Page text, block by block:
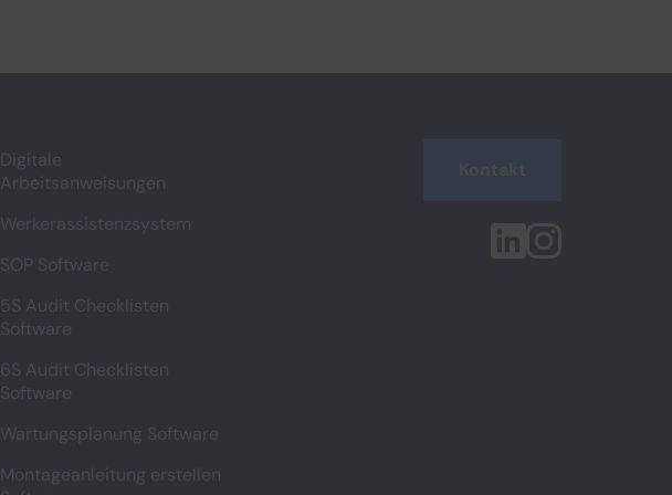
Digitale
Arbeitsanweisungen
Werkerassistenzsystem
SOP Software
5S Audit Checklisten
Software
6S Audit Checklisten
Software
Wartungsplanung Software
Montageanleitung erstellen